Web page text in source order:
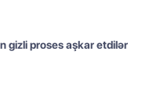
gizli proses aşkar etdilər